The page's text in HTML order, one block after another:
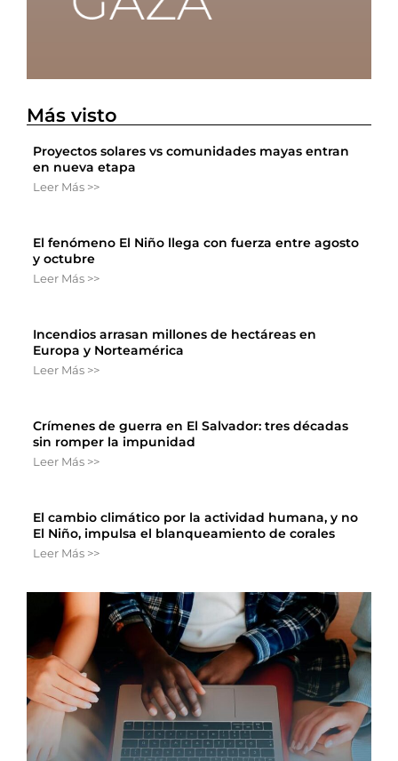
Más visto
Proyectos solares vs comunidades mayas entran
en nueva etapa
Leer Más >>
El fenómeno El Niño llega con fuerza entre agosto
y octubre
Leer Más >>
Incendios arrasan millones de hectáreas en
Europa y Norteamérica
Leer Más >>
Crímenes de guerra en El Salvador: tres décadas
sin romper la impunidad
Leer Más >>
El cambio climático por la actividad humana, y no
El Niño, impulsa el blanqueamiento de corales
Leer Más >>